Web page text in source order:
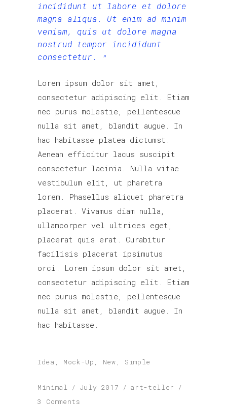
incididunt ut labore et dolore
magna aliqua. Ut enim ad minim
veniam, quis ut dolore magna
nostrud tempor incididunt
consectetur.
Lorem ipsum dolor sit amet,
consectetur adipiscing elit. Etiam
nec purus molestie, pellentesque
nulla sit amet, blandit augue. In
hac habitasse platea dictumst.
Aenean efficitur lacus suscipit
consectetur lacinia. Nulla vitae
vestibulum elit, ut pharetra
lorem. Phasellus aliquet pharetra
placerat. Vivamus diam nulla,
ullamcorper vel ultrices eget,
placerat quis erat. Curabitur
facilisis placerat ipsimutus
orci. Lorem ipsum dolor sit amet,
consectetur adipiscing elit. Etiam
nec purus molestie, pellentesque
nulla sit amet, blandit augue. In
hac habitasse.
Idea Mock-Up New Simple
Minimal July 2017
art-teller
3 Comments